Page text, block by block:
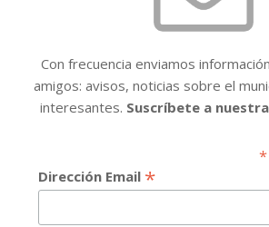
Con frecuencia enviamos
amigos: avisos, noticias sobre el
interesantes. Suscríbete a
*
Dirección Email *